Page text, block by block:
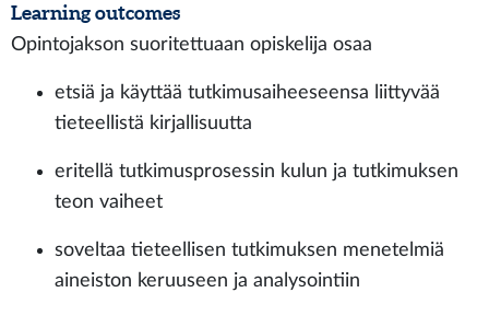
Learning outcomes
Opintojakson suoritettuaan opiskelija osaa
etsiä ja käyttää tutkimusaiheeseensa liittyvää
tieteellistä kirjallisuutta
eritellä tutkimusprosessin kulun ja tutkimuksen
teon vaiheet
soveltaa tieteellisen tutkimuksen menetelmiä
aineiston keruuseen ja analysointiin